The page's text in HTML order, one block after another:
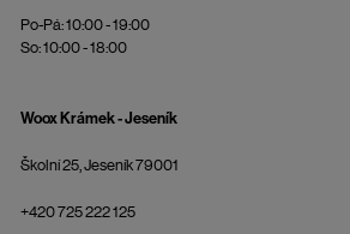
Po-Pá: 10:00 - 19:00
So: 10:00 - 18:00
Woox Krámek - Jeseník
Školní 25, Jeseník 79001
+420 725 222 125